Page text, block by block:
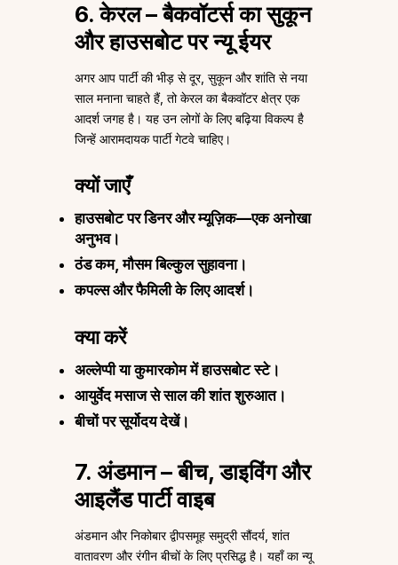
6. केरल – बैकवॉटर्स का सुकून
और हाउसबोट पर न्यू ईयर
अगर आप पार्टी की भीड़ से दूर, सुकून और शांति से नया
साल मनाना चाहते हैं, तो केरल का बैकवॉटर क्षेत्र एक
आदर्श जगह है। यह उन लोगों के लिए बढ़िया विकल्प है
जिन्हें आरामदायक पार्टी गेटवे चाहिए।
क्यों जाएँ
हाउसबोट पर डिनर और म्यूज़िक—एक अनोखा
अनुभव।
ठंड कम, मौसम बिल्कुल सुहावना।
कपल्स और फैमिली के लिए आदर्श।
क्या करें
अल्लेप्पी या कुमारकोम में हाउसबोट स्टे।
आयुर्वेद मसाज से साल की शांत शुरुआत।
बीचों पर सूर्योदय देखें।
7. अंडमान – बीच, डाइविंग और
आइलैंड पार्टी वाइब
अंडमान और निकोबार द्वीपसमूह समुद्री सौंदर्य, शांत
वातावरण और रंगीन बीचों के लिए प्रसिद्ध है। यहाँ का न्यू